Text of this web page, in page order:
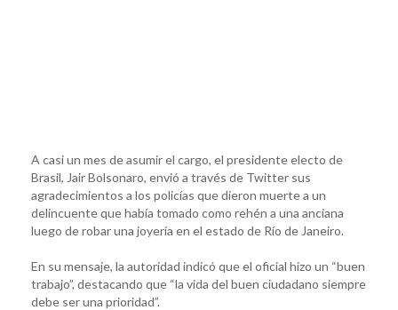
A casi un mes de asumir el cargo, el presidente electo de
Brasil, Jair Bolsonaro, envió a través de Twitter sus
agradecimientos a los policías que dieron muerte a un
delincuente que había tomado como rehén a una anciana
luego de robar una joyería en el estado de Río de Janeiro.
En su mensaje, la autoridad indicó que el oficial hizo un “buen
trabajo”, destacando que “la vida del buen ciudadano siempre
debe ser una prioridad”.